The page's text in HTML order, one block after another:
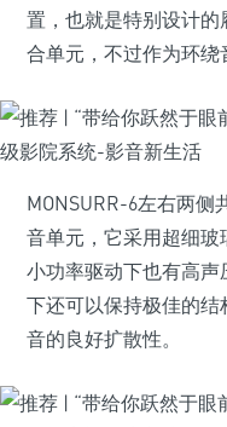
置，也就是特别设计的
合单元，不过作为环绕
MONSURR-6左右两侧
音单元，它采用超细
小功率驱动下也有高
下还可以保持极佳的
音的良好扩散性。